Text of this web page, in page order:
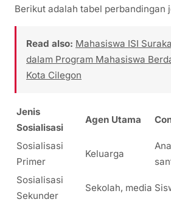
Berikut adalah tabel perbandingan
Read also: Mahasiswa ISI
dalam Program Mahasiswa
Kota Cilegon
Jenis
Sosialisasi
Agen Utama
Sosialisasi
Primer
Keluarga
Sosialisasi
Sekunder
Sekolah, media